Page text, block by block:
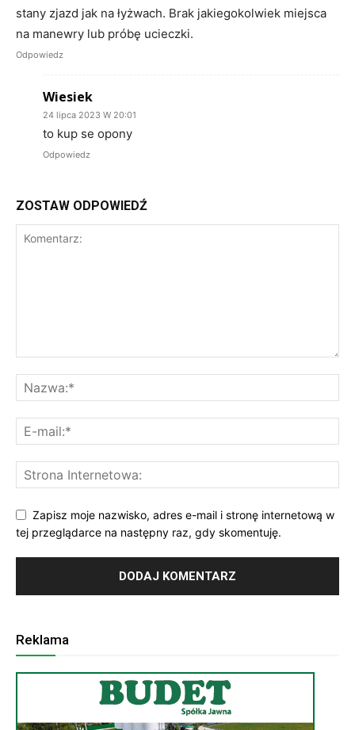
stany zjazd jak na łyżwach. Brak jakiegokolwiek miejsca
na manewry lub próbę ucieczki.
Odpowiedz
Wiesiek
24 lipca 2023 W 20:01
to kup se opony
Odpowiedz
ZOSTAW ODPOWIEDŹ
Zapisz moje nazwisko, adres e-mail i stronę internetową w
tej przeglądarce na następny raz, gdy skomentuję.
Reklama